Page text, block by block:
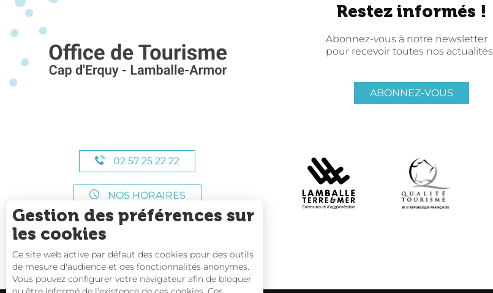
02 57 25 22 22
NOS HORAIRES
Restez informés !
Abonnez-vous à notre newsletter
pour recevoir toutes nos actualités
ABONNEZ-VOUS
Gestion des préférences sur
les cookies
Ce site web active par défaut des cookies pour des outils
de mesure d'audience et des fonctionnalités anonymes.
Vous pouvez configurer votre navigateur afin de bloquer